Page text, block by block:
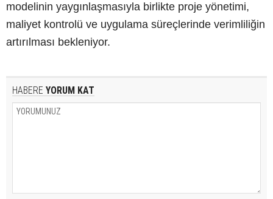
modelinin yaygınlaşmasıyla birlikte proje yönetimi,
maliyet kontrolü ve uygulama süreçlerinde verimliliğin
artırılması bekleniyor.
HABERE YORUM KAT